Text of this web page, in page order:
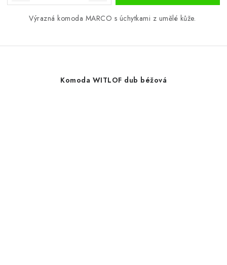
Výrazná komoda MARCO s úchytkami z umělé kůže.
Komoda WITLOF dub béžová